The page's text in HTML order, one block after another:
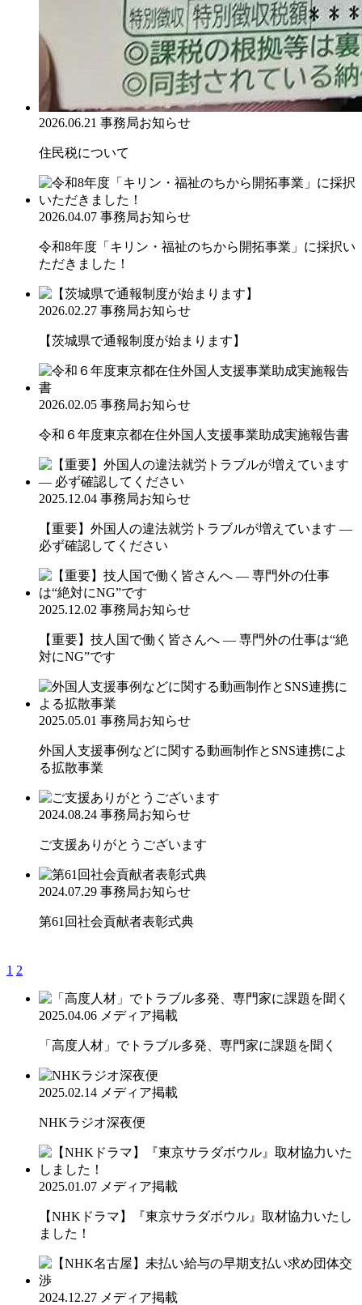
2026.06.21 事務局お知らせ
住民税について
2026.04.07 事務局お知らせ
令和8年度「キリン・福祉のちから開拓事業」に採択い
ただきました！
2026.02.27 事務局お知らせ
【茨城県で通報制度が始まります】
2026.02.05 事務局お知らせ
令和６年度東京都在住外国人支援事業助成実施報告書
2025.12.04 事務局お知らせ
【重要】外国人の違法就労トラブルが増えています ―
必ず確認してください
2025.12.02 事務局お知らせ
【重要】技人国で働く皆さんへ ― 専門外の仕事は“絶
対にNG”です
2025.05.01 事務局お知らせ
外国人支援事例などに関する動画制作とSNS連携によ
る拡散事業
2024.08.24 事務局お知らせ
ご支援ありがとうございます
2024.07.29 事務局お知らせ
第61回社会貢献者表彰式典
1 2
2025.04.06 メディア掲載
「高度人材」でトラブル多発、専門家に課題を聞く
2025.02.14 メディア掲載
NHKラジオ深夜便
2025.01.07 メディア掲載
【NHKドラマ】『東京サラダボウル』取材協力いたし
ました！
2024.12.27 メディア掲載